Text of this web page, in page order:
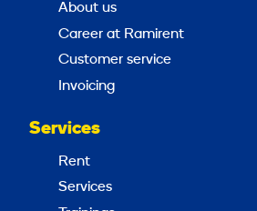
About us
Career at Ramirent
Customer service
Invoicing
Services
Rent
Services